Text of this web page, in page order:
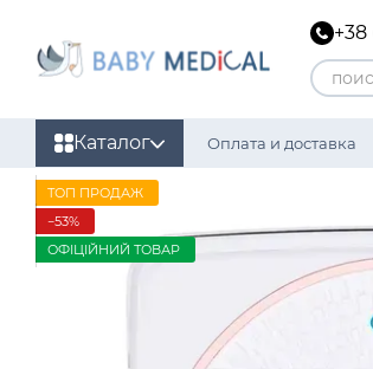
Каталог Оплата и доставка
ТОП ПРОДАЖ
−53%
ОФІЦІЙНИЙ ТОВАР